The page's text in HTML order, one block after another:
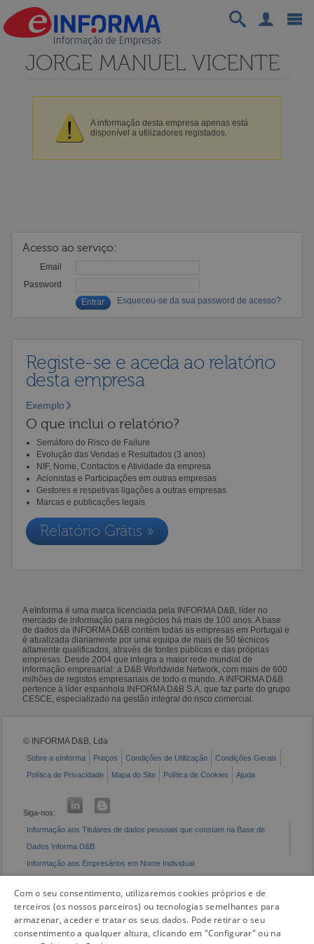
JORGE MANUEL VICENTE
A informação desta empresa apenas está
disponível a utilizadores registados.
Acesso ao serviço:
Email
Password
Esqueceu-se da sua password de acesso?
Registe-se e aceda ao relatório
desta empresa
Exemplo
O que inclui o relatório?
Semáforo do Risco de Failure
Evolução das Vendas e Resultados (3 anos)
NIF, Nome, Contactos e Atividade da empresa
Acionistas e Participações em outras empresas
Gestores e respetivas ligações a outras empresas
Marcas e publicações legais
Relatório Grátis »
A eInforma é uma marca licenciada pela INFORMA D&B, líder no
mercado de informação para negócios há mais de 100 anos. A base
de dados da INFORMA D&B contém todas as empresas em Portugal e
é atualizada diariamente por uma equipa de mais de 50 técnicos
altamente qualificados, através de fontes públicas e das próprias
empresas. Desde 2004 que integra a maior rede mundial de
informação empresarial: a D&B Worldwide Network, com mais de 600
milhões de registos empresariais de todo o mundo. A INFORMA D&B
pertence à líder espanhola INFORMA D&B S.A. que faz parte do grupo
CESCE, especializado na gestão integral do risco comercial.
© INFORMA D&B, Lda
Sobre a eInforma Preços Condições de Utilização
Condições Gerais
Política de Privacidade
Mapa do Site Política de Cookies Ajuda
Siga-nos:
Informação aos Titulares de dados pessoais que constam na Base de
Dados Informa D&B
Informação aos Empresários em Nome Individual
Com o seu consentimento, utilizaremos cookies próprios e de
terceiros (os nossos parceiros) ou tecnologias semelhantes para
armazenar, aceder e tratar os seus dados. Pode retirar o seu
consentimento a qualquer altura, clicando em "Configurar" ou na